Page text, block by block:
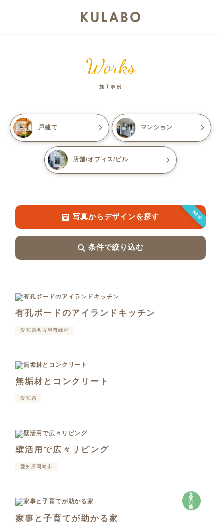
Works
施工事例
戸建て マンション
店舗/オフィス/ビル
NEW
写真からデザインを探す
条件で絞り込む
有孔ボードのアイランドキッチン
愛知県名古屋市緑区
無垢材とコンクリート
愛知県
壁活用で広々リビング
愛知県岡崎市
見
学
可
能
家事と子育てが助かる家